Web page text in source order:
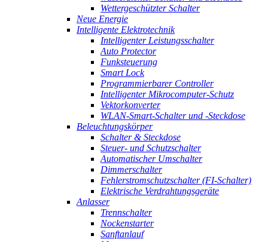
Wettergeschützter Schalter
Neue Energie
Intelligente Elektrotechnik
Intelligenter Leistungsschalter
Auto Protector
Funksteuerung
Smart Lock
Programmierbarer Controller
Intelligenter Mikrocomputer-Schutz
Vektorkonverter
WLAN-Smart-Schalter und -Steckdose
Beleuchtungskörper
Schalter & Steckdose
Steuer- und Schutzschalter
Automatischer Umschalter
Dimmerschalter
Fehlerstromschutzschalter (FI-Schalter)
Elektrische Verdrahtungsgeräte
Anlasser
Trennschalter
Nockenstarter
Sanftanlauf